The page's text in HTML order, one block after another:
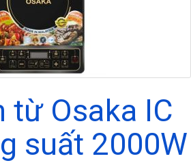
từ Osaka IC
suất 2000W